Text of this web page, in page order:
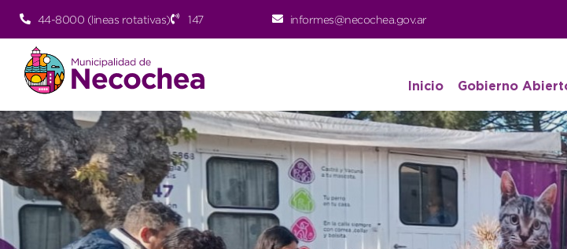
44-8000 (lineas rotativas) 147 informes@necochea.gov.ar
Inicio Gobierno